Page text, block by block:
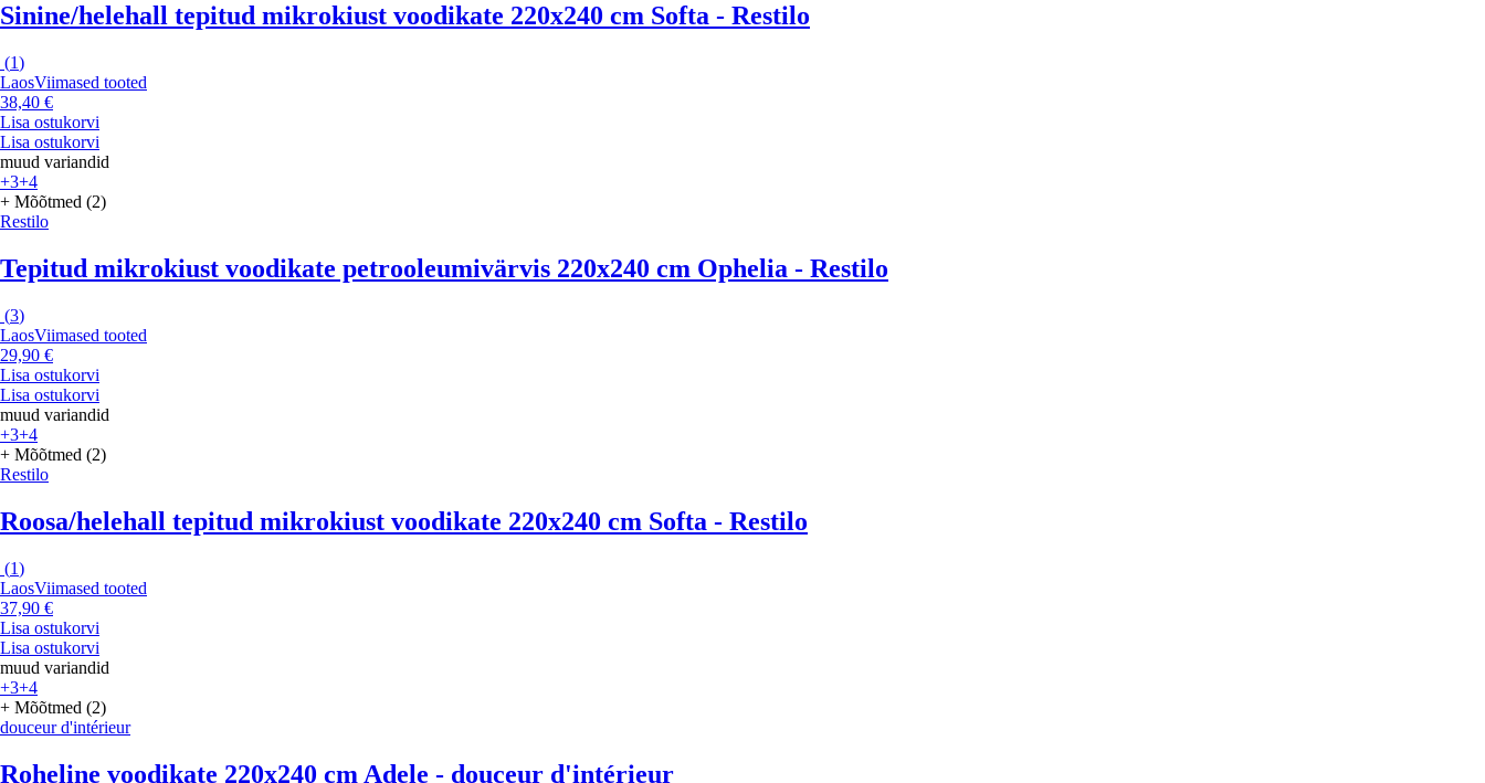
Sinine/helehall tepitud mikrokiust voodikate 220x240 cm Softa - Restilo
(1)
LaosViimased tooted
38,40 €
Lisa ostukorvi
Lisa ostukorvi
muud variandid
+3+4
+ Mõõtmed (2)
Restilo
Tepitud mikrokiust voodikate petrooleumivärvis 220x240 cm Ophelia - Restilo
(3)
LaosViimased tooted
29,90 €
Lisa ostukorvi
Lisa ostukorvi
muud variandid
+3+4
+ Mõõtmed (2)
Restilo
Roosa/helehall tepitud mikrokiust voodikate 220x240 cm Softa - Restilo
(1)
LaosViimased tooted
37,90 €
Lisa ostukorvi
Lisa ostukorvi
muud variandid
+3+4
+ Mõõtmed (2)
douceur d'intérieur
Roheline voodikate 220x240 cm Adele - douceur d'intérieur